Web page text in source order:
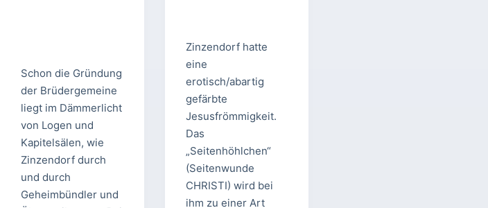
Schon die Gründung
der Brüdergemeine
liegt im Dämmerlicht
von Logen und
Kapitelsälen, wie
Zinzendorf durch
und durch
Geheimbündler und
Zinzendorf hatte
eine
erotisch/abartig
gefärbte
Jesusfrömmigkeit.
Das
„Seitenhöhlchen“
(Seitenwunde
CHRISTI) wird bei
ihm zu einer Art